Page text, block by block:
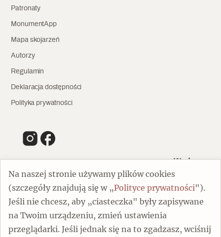
Na naszej stronie używamy plików cookies
(szczegóły znajdują się w „Polityce prywatności").
Jeśli nie chcesz, aby „ciasteczka" były zapisywane
na Twoim urządzeniu, zmień ustawienia
przeglądarki. Jeśli jednak się na to zgadzasz, wciśnij
Patronaty
MonumentApp
Mapa skojarzeń
Autorzy
Regulamin
Deklaracja dostępności
Polityka prywatności
Wydawca
00-805 Warszawa
ul. Chmielna 132/134
Dofinansowano ze środków Ministra Kultury i Dziedzictwa
Narodowego